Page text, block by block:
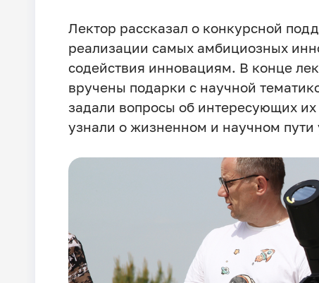
Лектор рассказал о конкурсной
реализации самых амбициозных
содействия инновациям. В конце
вручены подарки с научной
задали вопросы об интересующих
узнали о жизненном и научном пути